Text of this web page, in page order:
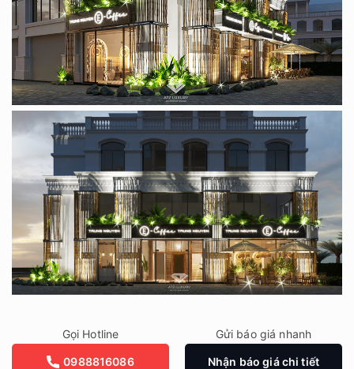
Gọi Hotline
0988816086
Gửi báo giá nhanh
Nhận báo giá chi tiết